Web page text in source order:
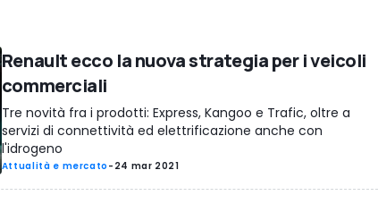
Renault ecco la nuova strategia per i veicoli
commerciali
Tre novità fra i prodotti: Express, Kangoo e Trafic, oltre a
servizi di connettività ed elettrificazione anche con
l'idrogeno
Attualità e mercato - 24 mar 2021